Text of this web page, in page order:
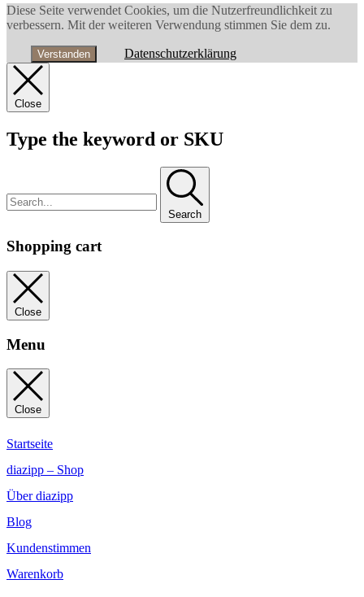
Diese Seite verwendet Cookies, um die Nutzerfreundlichkeit zu
verbessern. Mit der weiteren Verwendung stimmen Sie dem zu.
Verstanden Datenschutzerklärung
Close
Type the keyword or SKU
Search
Shopping cart
Close
Menu
Close
Startseite
diazipp – Shop
Über diazipp
Blog
Kundenstimmen
Warenkorb